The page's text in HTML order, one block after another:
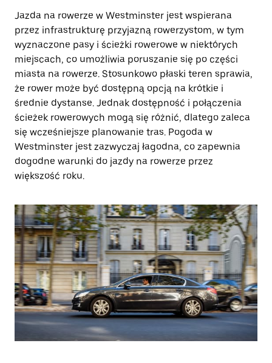
Jazda na rowerze w Westminster jest wspierana
przez infrastrukturę przyjazną rowerzystom, w tym
wyznaczone pasy i ścieżki rowerowe w niektórych
miejscach, co umożliwia poruszanie się po części
miasta na rowerze. Stosunkowo płaski teren sprawia,
że rower może być dostępną opcją na krótkie i
średnie dystanse. Jednak dostępność i połączenia
ścieżek rowerowych mogą się różnić, dlatego zaleca
się wcześniejsze planowanie tras. Pogoda w
Westminster jest zazwyczaj łagodna, co zapewnia
dogodne warunki do jazdy na rowerze przez
większość roku.